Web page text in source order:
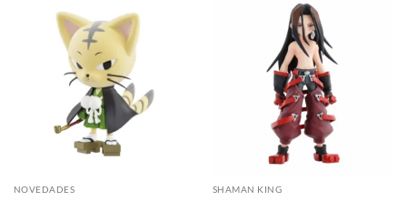
NOVEDADES SHAMAN KING